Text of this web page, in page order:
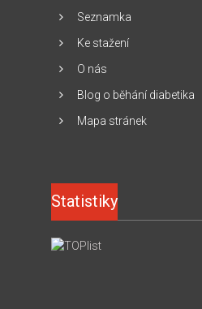
Seznamka
Ke stažení
O nás
Blog o běhání diabetika
Mapa stránek
Statistiky